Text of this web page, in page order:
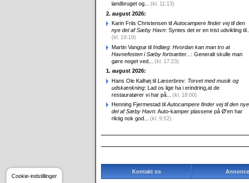
landbruget og... (kl. 11:13)
2. august 2026:
Karin Friis Christensen til Autocampere finder vej til den
nye del af Sæby Havn: Syntes det er en trist udvikling til...
(kl. 19:19)
Martin Vangsø til Indlæg: Hvordan kan man tro at
Havnefesten i Sæby fortsætter... : Generalt skulle man
gøre noget ved... (kl. 17:23)
1. august 2026:
Hans Ole Kalhøj til Læserbrev: Torvet med musik og
udskænkning: Lad os lige ha i erindring,at de
restauratører vi har på... (kl. 18:00)
Henning Fjermestad til Autocampere finder vej til den nye
del af Sæby Havn: Auto-kamper plassene på Ø'en har
riktig nok god... (kl. 9:52)
Kontakt os
Cookie-indstillinger